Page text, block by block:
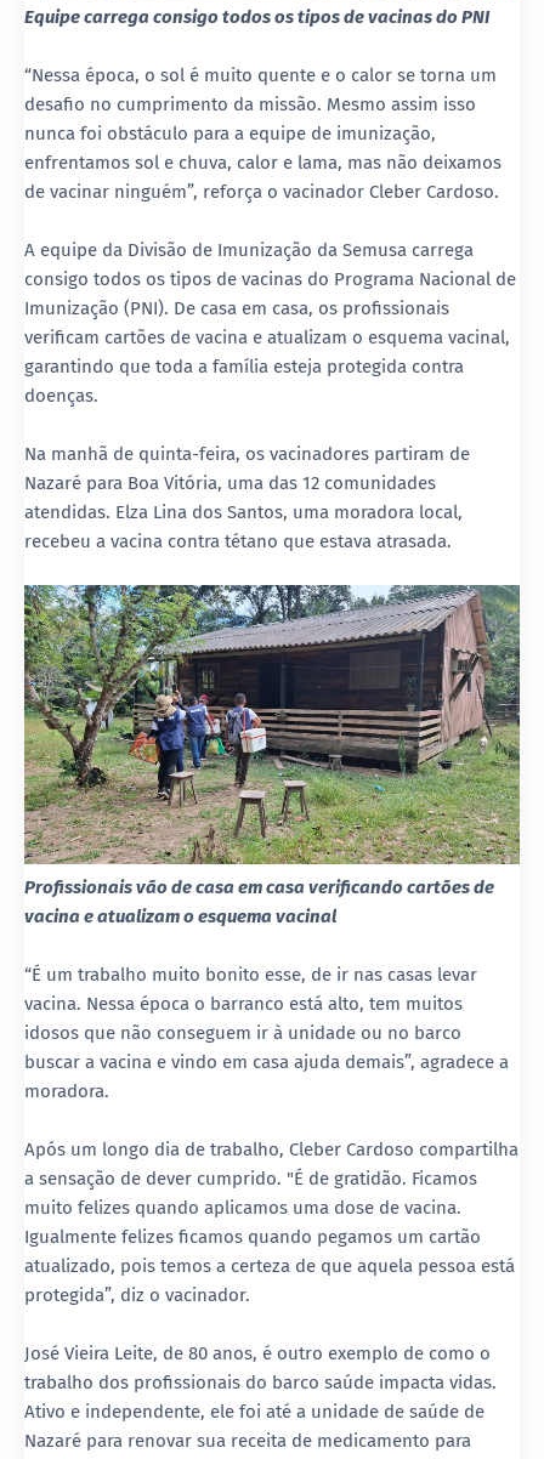
Equipe carrega consigo todos os tipos de vacinas do PNI
“Nessa época, o sol é muito quente e o calor se torna um
desafio no cumprimento da missão. Mesmo assim isso
nunca foi obstáculo para a equipe de imunização,
enfrentamos sol e chuva, calor e lama, mas não deixamos
de vacinar ninguém”, reforça o vacinador Cleber Cardoso.
A equipe da Divisão de Imunização da Semusa carrega
consigo todos os tipos de vacinas do Programa Nacional de
Imunização (PNI). De casa em casa, os profissionais
verificam cartões de vacina e atualizam o esquema vacinal,
garantindo que toda a família esteja protegida contra
doenças.
Na manhã de quinta-feira, os vacinadores partiram de
Nazaré para Boa Vitória, uma das 12 comunidades
atendidas. Elza Lina dos Santos, uma moradora local,
recebeu a vacina contra tétano que estava atrasada.
Profissionais vão de casa em casa verificando cartões de
vacina e atualizam o esquema vacinal
“É um trabalho muito bonito esse, de ir nas casas levar
vacina. Nessa época o barranco está alto, tem muitos
idosos que não conseguem ir à unidade ou no barco
buscar a vacina e vindo em casa ajuda demais”, agradece a
moradora.
Após um longo dia de trabalho, Cleber Cardoso compartilha
a sensação de dever cumprido. "É de gratidão. Ficamos
muito felizes quando aplicamos uma dose de vacina.
Igualmente felizes ficamos quando pegamos um cartão
atualizado, pois temos a certeza de que aquela pessoa está
protegida”, diz o vacinador.
José Vieira Leite, de 80 anos, é outro exemplo de como o
trabalho dos profissionais do barco saúde impacta vidas.
Ativo e independente, ele foi até a unidade de saúde de
Nazaré para renovar sua receita de medicamento para